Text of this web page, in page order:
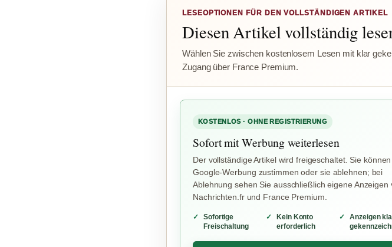
LESEOPTIONEN FÜR DEN VOLLSTÄNDIGEN ARTIKEL
Diesen Artikel vollständig
Wählen Sie zwischen kostenlosem Lesen mit klar
Zugang über France Premium.
KOSTENLOS · OHNE REGISTRIERUNG
Sofort mit Werbung weiterlesen
Der vollständige Artikel wird freigeschaltet. Sie können
Google-Werbung zustimmen oder sie ablehnen; bei
Ablehnung sehen Sie ausschließlich eigene Anzeigen
Nachrichten.fr und France Premium.
Sofortige
Freischaltung
Kein Konto
erforderlich
Anzeigen